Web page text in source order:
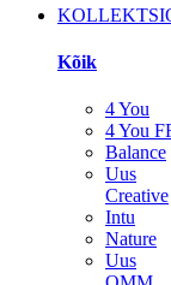
Kõik
4 You
4 You
Balance
Uus
Creative
Intu
Nature
Uus